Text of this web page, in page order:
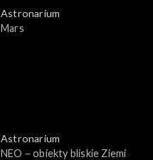
Astronarium
Mars
Astronarium
NEO – obiekty bliskie Ziemi